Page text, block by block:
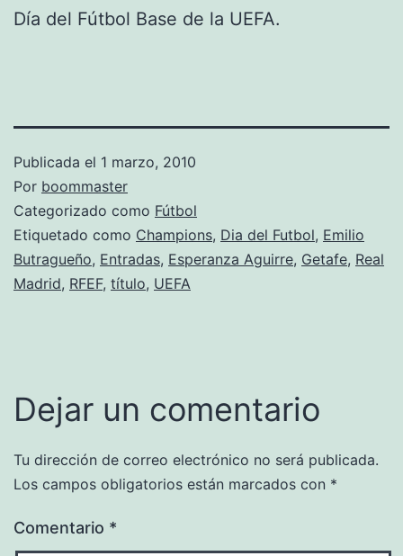
Día del Fútbol Base de la UEFA.
Publicada el 1 marzo, 2010
Por boommaster
Categorizado como Fútbol
Etiquetado como Champions, Dia del Futbol, Emilio
Butragueño, Entradas, Esperanza Aguirre, Getafe, Real
Madrid, RFEF, título, UEFA
Dejar un comentario
Tu dirección de correo electrónico no será publicada.
Los campos obligatorios están marcados con *
Comentario *